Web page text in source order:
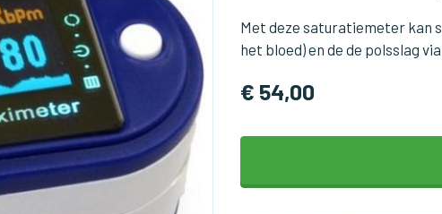
Met deze saturatiemeter kan
het bloed) en de de polsslag
€ 54,00